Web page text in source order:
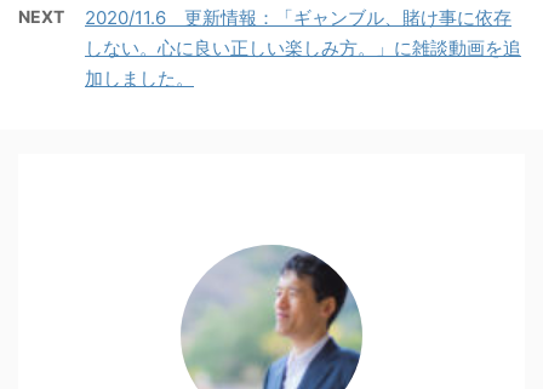
NEXT
2020/11.6 更新情報：「ギャンブル、賭け事に依存
しない。心に良い正しい楽しみ方。」に雑談動画を追
加しました。